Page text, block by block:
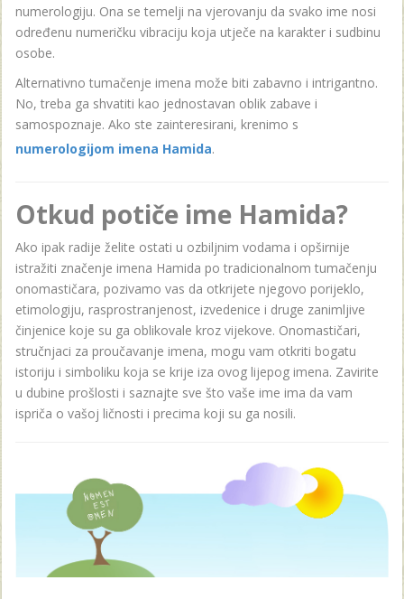
numerologiju. Ona se temelji na vjerovanju da svako ime nosi
određenu numeričku vibraciju koja utječe na karakter i sudbinu
osobe.
Alternativno tumačenje imena može biti zabavno i intrigantno.
No, treba ga shvatiti kao jednostavan oblik zabave i
samospoznaje. Ako ste zainteresirani, krenimo s
numerologijom imena Hamida.
Otkud potiče ime Hamida?
Ako ipak radije želite ostati u ozbiljnim vodama i opširnije
istražiti značenje imena Hamida po tradicionalnom tumačenju
onomastičara, pozivamo vas da otkrijete njegovo porijeklo,
etimologiju, rasprostranjenost, izvedenice i druge zanimljive
činjenice koje su ga oblikovale kroz vijekove. Onomastičari,
stručnjaci za proučavanje imena, mogu vam otkriti bogatu
istoriju i simboliku koja se krije iza ovog lijepog imena. Zavirite
u dubine prošlosti i saznajte sve što vaše ime ima da vam
ispriča o vašoj ličnosti i precima koji su ga nosili.